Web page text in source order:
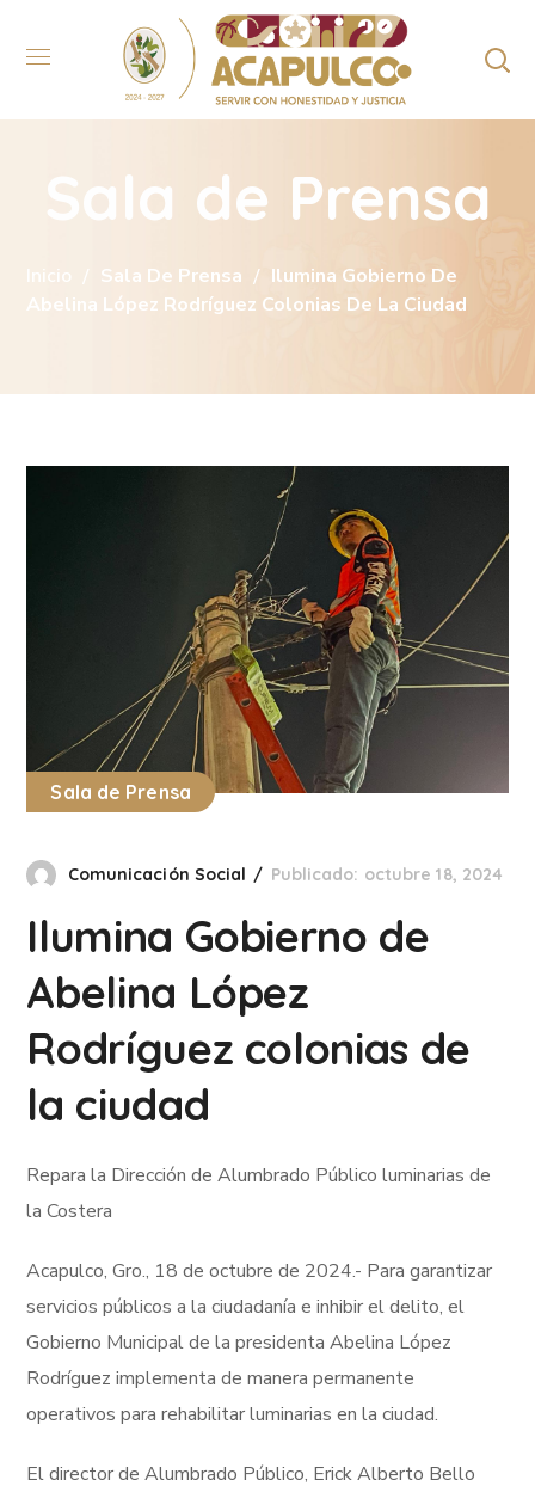
Sala de Prensa
Inicio Sala De Prensa
Ilumina Gobierno De
Abelina López Rodríguez Colonias De La Ciudad
Sala de Prensa
Comunicación Social Publicado: octubre 18, 2024
Ilumina Gobierno de
Abelina López
Rodríguez colonias de
la ciudad
Repara la Dirección de Alumbrado Público luminarias de
la Costera
Acapulco, Gro., 18 de octubre de 2024.- Para garantizar
servicios públicos a la ciudadanía e inhibir el delito, el
Gobierno Municipal de la presidenta Abelina López
Rodríguez implementa de manera permanente
operativos para rehabilitar luminarias en la ciudad.
El director de Alumbrado Público, Erick Alberto Bello